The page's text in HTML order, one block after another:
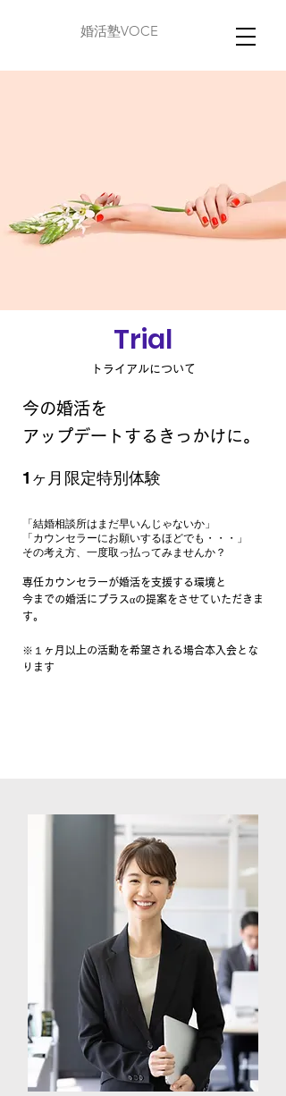
婚活塾VOCE
​Trial
​トライアルについて
今の婚活を
​アップデートするきっかけに。
​1ヶ月限定特別体験
「結婚相談所はまだ早いんじゃないか」
「カウンセラーにお願いするほどでも・・・」
​その考え方、一度取っ払ってみませんか？
専任カウンセラーが婚活を支援する環境と
​今までの婚活にプラスαの提案をさせていただきま
す。
​※１ヶ月以上の活動を希望される場合本入会とな
ります